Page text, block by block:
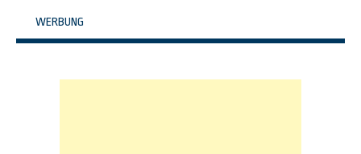
WERBUNG